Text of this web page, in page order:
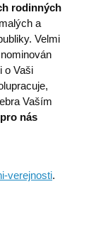
rodinných
a
Velmi
o Vaši
Vaším
nás
verejnosti.